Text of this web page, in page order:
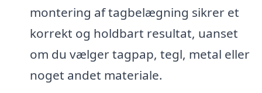
montering af tagbelægning sikrer et
korrekt og holdbart resultat, uanset
om du vælger tagpap, tegl, metal eller
noget andet materiale.